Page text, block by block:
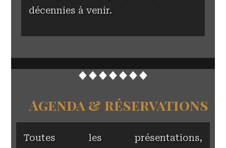
décennies à venir.
Agenda & réservations
Toutes les présentations,